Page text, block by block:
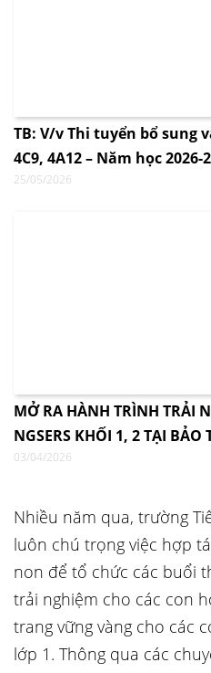
TB: V/v Thi tuyển bổ sung
4C9, 4A12 – Năm học 2026-
25/05/2026
MỞ RA HÀNH TRÌNH TRẢI
NGSERS KHỐI 1, 2 TẠI BẢO
03/04/2026
Nhiều năm qua, trường
luôn chú trọng việc hợp
non để tổ chức các buổi
trải nghiệm cho các con
trang vững vàng cho các
lớp 1. Thông qua các